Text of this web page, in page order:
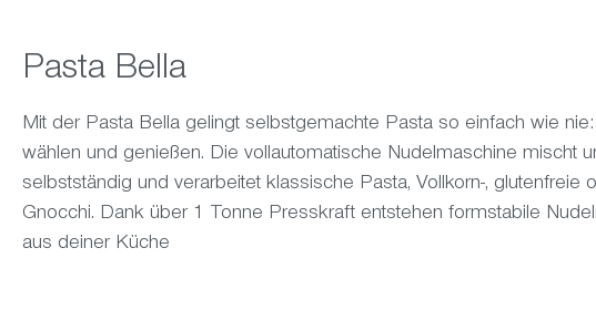
Pasta Bella
Mit der Pasta Bella gelingt selbstgemachte Pasta so einfach wie
wählen und genießen. Die vollautomatische Nudelmaschine mischt
selbstständig und verarbeitet klassische Pasta, Vollkorn-, glutenfreie
Gnocchi. Dank über 1 Tonne Presskraft entstehen formstabile
aus deiner Küche